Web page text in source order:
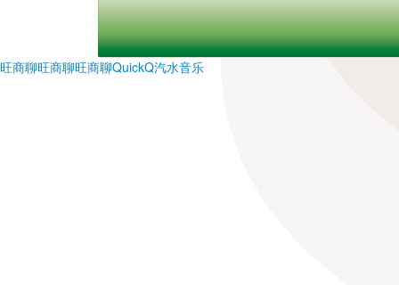
旺商聊旺商聊旺商聊QuickQ汽水音乐